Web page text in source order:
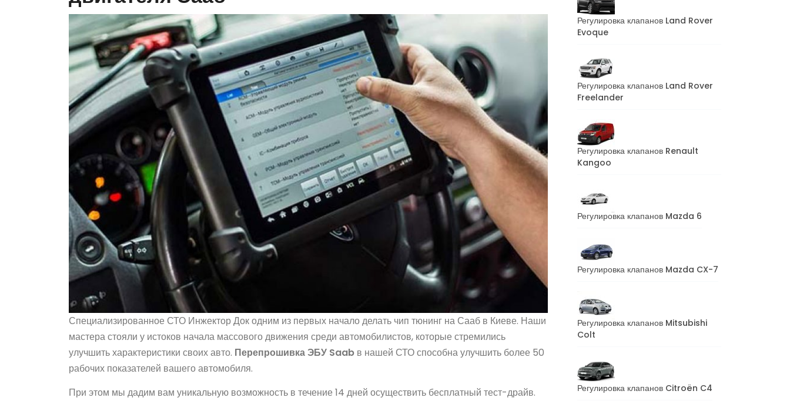
Специализированное СТО Инжектор Док одним из первых начало делать чип тюнинг на Сааб в Киеве. Наши
мастера стояли у истоков начала массового движения среди автомобилистов, которые стремились
улучшить характеристики своих авто. Перепрошивка ЭБУ Saab в нашей СТО способна улучшить более 50
рабочих показателей вашего автомобиля.
При этом мы дадим вам уникальную возможность в течение 14 дней осуществить бесплатный тест-драйв.
Регулировка клапанов Land Rover
Evoque
Регулировка клапанов Land Rover
Freelander
Регулировка клапанов Renault
Kangoo
Регулировка клапанов Mazda 6
Регулировка клапанов Mazda CX-7
Регулировка клапанов Mitsubishi
Colt
Регулировка клапанов Citroën C4